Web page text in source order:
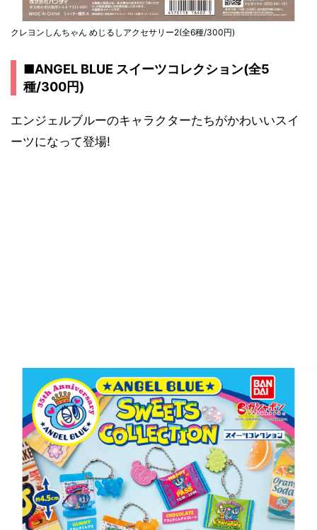
クレヨンしんちゃん めじるしアクセサリー2(全6種/300円)
■ANGEL BLUE スイーツコレクション(全5
種/300円)
エンジェルブルーのキャラクターたちがかわいいスイ
ーツになって登場!